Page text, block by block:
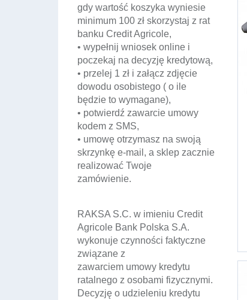
gdy wartość koszyka wyniesie
minimum 100 zł skorzystaj z rat
banku Credit Agricole,
• wypełnij wniosek online i
poczekaj na decyzję kredytową,
• przelej 1 zł i załącz zdjęcie
dowodu osobistego ( o ile
będzie to wymagane),
• potwierdź zawarcie umowy
kodem z SMS,
• umowę otrzymasz na swoją
skrzynkę e-mail, a sklep zacznie
realizować Twoje
zamówienie.
RAKSA S.C. w imieniu Credit
Agricole Bank Polska S.A.
wykonuje czynności faktyczne
związane z
zawarciem umowy kredytu
ratalnego z osobami fizycznymi.
Decyzję o udzieleniu kredytu